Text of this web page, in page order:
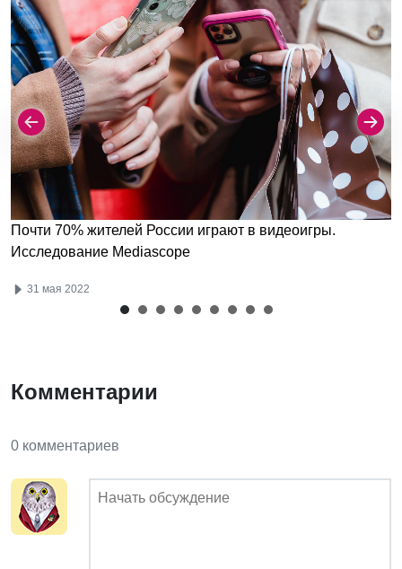
Почти 70% жителей России играют в видеоигры.
Исследование Mediascope
31 мая 2022
Комментарии
0 комментариев